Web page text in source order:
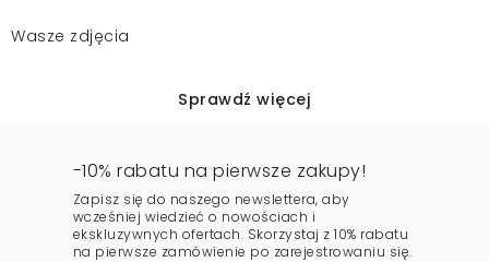
Wasze zdjęcia
Sprawdź więcej
-10% rabatu na pierwsze zakupy!
Zapisz się do naszego newslettera, aby
wcześniej wiedzieć o nowościach i
ekskluzywnych ofertach. Skorzystaj z 10% rabatu
na pierwsze zamówienie po zarejestrowaniu się.